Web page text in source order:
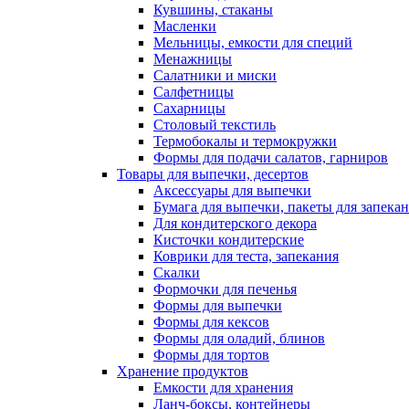
Кувшины, стаканы
Масленки
Мельницы, емкости для специй
Менажницы
Салатники и миски
Салфетницы
Сахарницы
Столовый текстиль
Термобокалы и термокружки
Формы для подачи салатов, гарниров
Товары для выпечки, десертов
Аксессуары для выпечки
Бумага для выпечки, пакеты для
Для кондитерского декора
Кисточки кондитерские
Коврики для теста, запекания
Скалки
Формочки для печенья
Формы для выпечки
Формы для кексов
Формы для оладий, блинов
Формы для тортов
Хранение продуктов
Емкости для хранения
Ланч-боксы, контейнеры